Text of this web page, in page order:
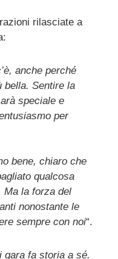
rilasciate a
anche perché
bella. Sentire la
speciale e
per
bene, chiaro che
qualcosa
Ma la forza del
nonostante le
sempre con noi“.
gara fa storia a sé.